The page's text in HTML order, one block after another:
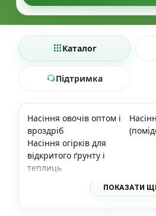
Каталог
Підтримка
Насіння овочів оптом і
вроздріб
Насіння огірків для
відкритого ґрунту і
теплиць
ПОКАЗАТИ